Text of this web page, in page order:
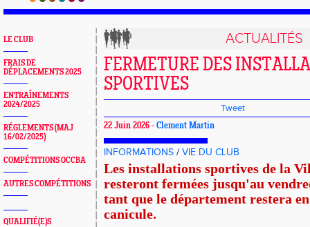
LE CLUB
FRAIS DE
DÉPLACEMENTS 2025
ENTRAÎNEMENTS
2024/2025
RÉGLEMENTS (MAJ
16/02/2025)
COMPÉTITIONS OCCBA
AUTRES COMPÉTITIONS
QUALIFIÉ(E)S
ACTUALITÉS
FERMETURE DES
SPORTIVES
Tweet
22 Juin 2026 - Clement Martin
INFORMATIONS / VIE DU CLUB
Les installations sportives de la
resteront fermées jusqu'au
tant que le département restera
canicule.